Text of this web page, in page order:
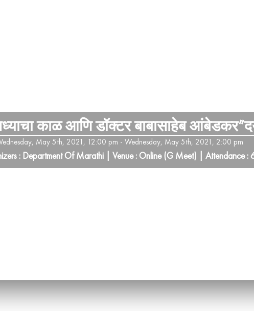
काळ आणि डॉक्टर बाबासाहेब
May 5th, 2021, 12:00 pm - Wednesday, May 5th, 2021, 2:00 pm
: Department Of Marathi | Venue : Online (G Meet) | Attendance :